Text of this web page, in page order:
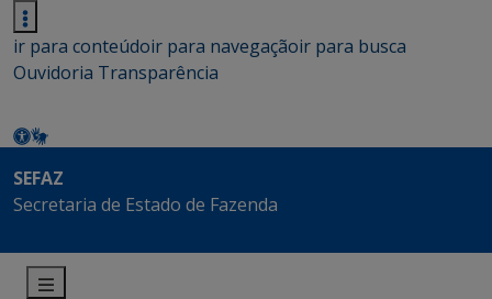
ir para conteúdoir para navegaçãoir para busca
Ouvidoria Transparência
SEFAZ
Secretaria de Estado de Fazenda